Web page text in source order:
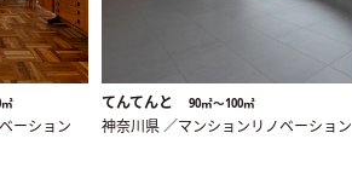
ーション
てんてんと 90㎡〜100㎡
神奈川県 ／マンションリノベーション